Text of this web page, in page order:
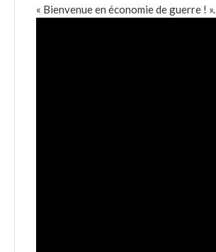
« Bienvenue en économie de guerre ! ».